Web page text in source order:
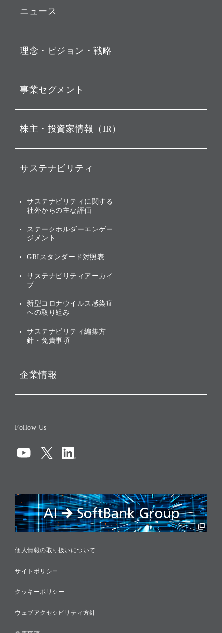
ニュース
お知らせ
動画配信
理念・ビジョン・戦略
経営理念
ビジョン
戦略
バリュー
ソフトバンクグループの歩
[AI] What dreams are made
事業セグメント
ソフトバンク・ビジョン・
その他
グループ企業一覧
株主・投資家情報（IR）
IRカレンダー
業績・財務
アニュアルレポート
株主・投資家情報（IR）に
サステナビリティ
トップメッセージ
サステナビリティの考え方
ガバナンス
投資先のサステナビリティ
サステナビリティに関する
社外からの主な評価
ステークホルダーエンゲー
ジメント
GRIスタンダード対照表
サステナビリティアーカイ
ブ
新型コロナウイルス感染症
への取り組み
サステナビリティ編集方
針・免責事項
企業情報
コンプライアンス
リスクマネジメント
税務に対する取り組み
採用情報
Follow Us
個人情報の取り扱いについて
サイトポリシー
クッキーポリシー
ウェブアクセシビリティ方針